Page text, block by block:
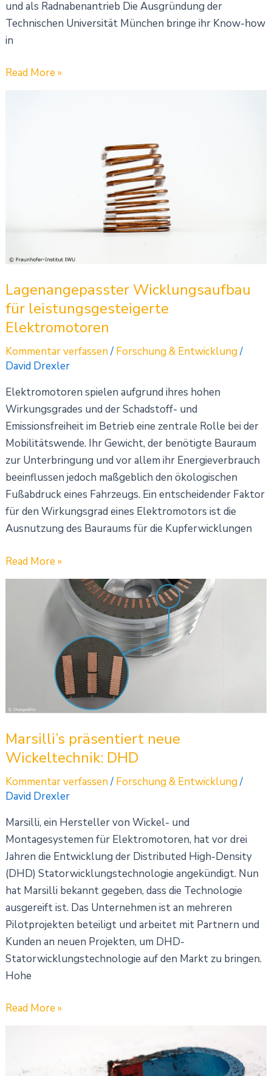
und als Radnabenantrieb Die Ausgründung der
Technischen Universität München bringe ihr Know-how
in
Read More »
Lagenangepasster Wicklungsaufbau
für leistungsgesteigerte
Elektromotoren
Kommentar verfassen/ Forschung & Entwicklung/
David Drexler
Elektromotoren spielen aufgrund ihres hohen
Wirkungsgrades und der Schadstoff- und
Emissionsfreiheit im Betrieb eine zentrale Rolle bei der
Mobilitätswende. Ihr Gewicht, der benötigte Bauraum
zur Unterbringung und vor allem ihr Energieverbrauch
beeinflussen jedoch maßgeblich den ökologischen
Fußabdruck eines Fahrzeugs. Ein entscheidender Faktor
für den Wirkungsgrad eines Elektromotors ist die
Ausnutzung des Bauraums für die Kupferwicklungen
leistungsgesteigerte
Read More »
Marsilli’s präsentiert neue
Wickeltechnik: DHD
Kommentar verfassen/ Forschung & Entwicklung/
David Drexler
Marsilli, ein Hersteller von Wickel- und
Montagesystemen für Elektromotoren, hat vor drei
Jahren die Entwicklung der Distributed High-Density
(DHD) Statorwicklungstechnologie angekündigt. Nun
hat Marsilli bekannt gegeben, dass die Technologie
ausgereift ist. Das Unternehmen ist an mehreren
Pilotprojekten beteiligt und arbeitet mit Partnern und
Kunden an neuen Projekten, um DHD-
Statorwicklungstechnologie auf den Markt zu bringen.
Hohe
präsentiert
Wickeltechnik:
Read More »